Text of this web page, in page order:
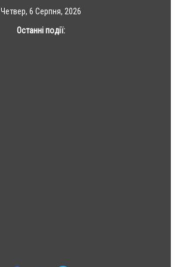
Четвер, 6 Серпня, 2026
Останні події: